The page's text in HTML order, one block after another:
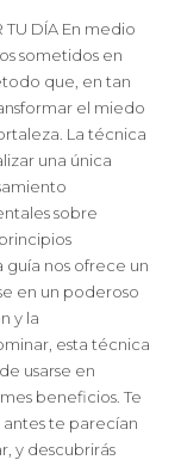
TU DÍA En medio
sometidos en
que, en tan
el miedo
La técnica
una única
sobre
guía nos ofrece un
en un poderoso
y la
esta técnica
usarse en
beneficios. Te
te parecían
y descubrirás